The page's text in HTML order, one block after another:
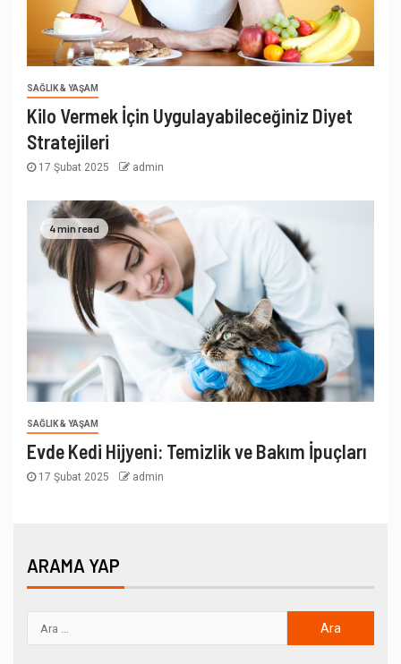
SAĞLIK & YAŞAM
Kilo Vermek İçin Uygulayabileceğiniz Diyet
Stratejileri
17 Şubat 2025 admin
4 min read
SAĞLIK & YAŞAM
Evde Kedi Hijyeni: Temizlik ve Bakım İpuçları
17 Şubat 2025 admin
ARAMA YAP